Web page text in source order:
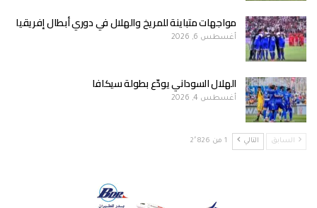
مواجهات متباينة للمريخ والهلال في دوري أبطال إفريقيا
أغسطس 6, 2026
الهلال السوداني يودّع بطولة سيكافا
أغسطس 4, 2026
السابق التالي 1 من 2٬826